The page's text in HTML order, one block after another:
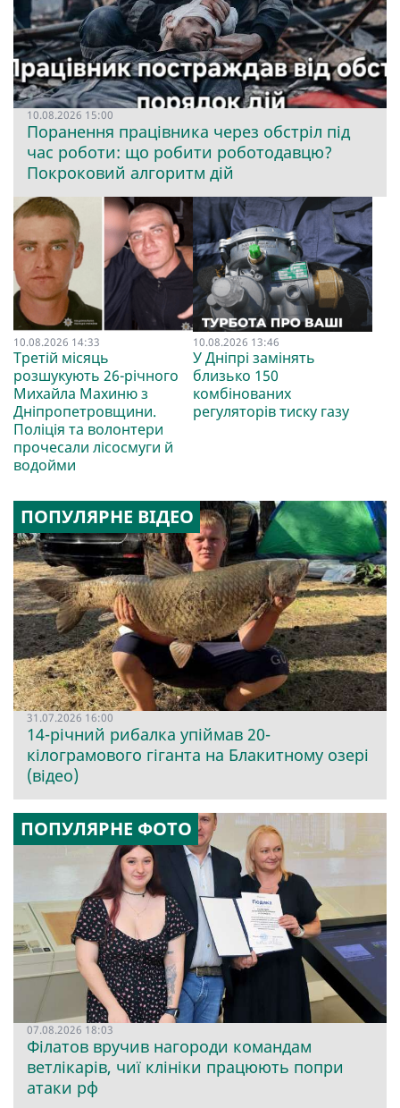
10.08.2026 15:00
Поранення працівника через обстріл під
час роботи: що робити роботодавцю?
Покроковий алгоритм дій
10.08.2026 14:33
Третій місяць
розшукують 26-річного
Михайла Махиню з
Дніпропетровщини.
Поліція та волонтери
прочесали лісосмуги й
водойми
10.08.2026 13:46
У Дніпрі замінять
близько 150
комбінованих
регуляторів тиску газу
ПОПУЛЯРНЕ ВІДЕО
31.07.2026 16:00
14-річний рибалка упіймав 20-
кілограмового гіганта на Блакитному озері
(відео)
ПОПУЛЯРНЕ ФОТО
07.08.2026 18:03
Філатов вручив нагороди командам
ветлікарів, чиї клініки працюють попри
атаки рф